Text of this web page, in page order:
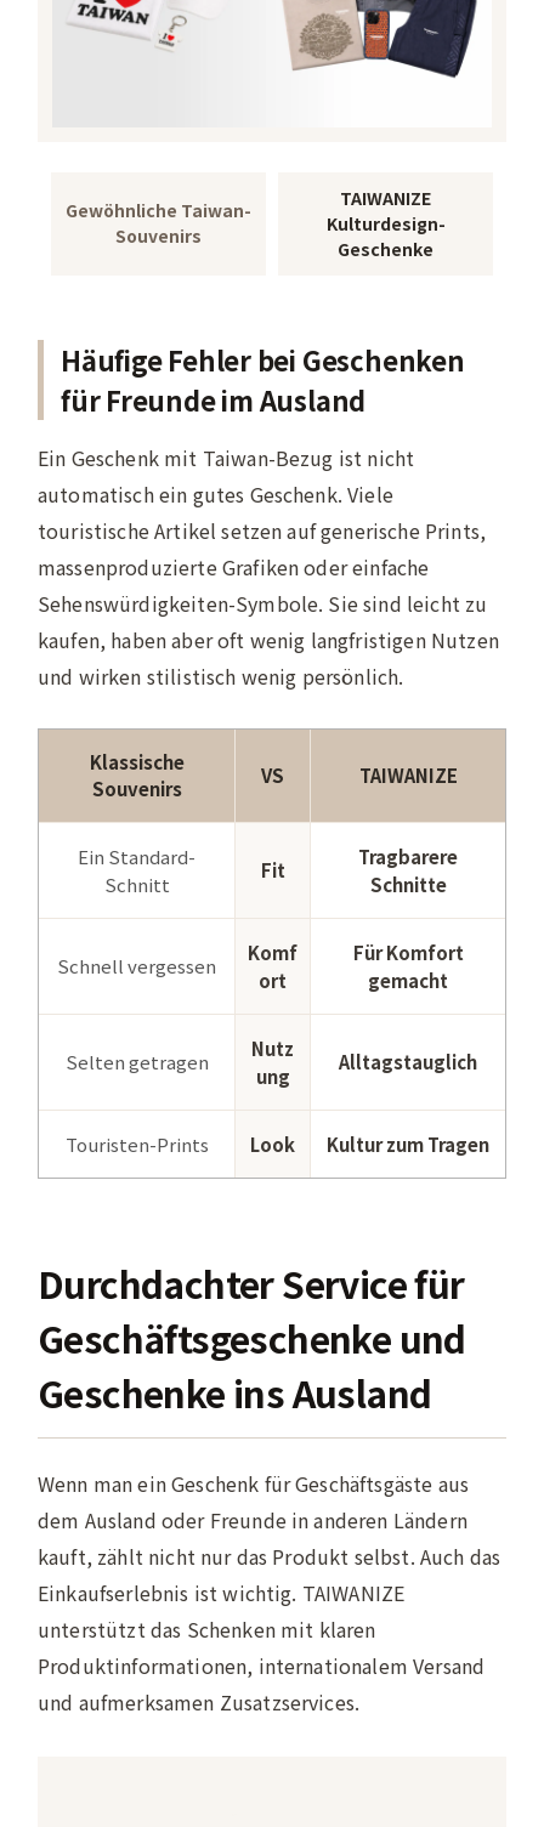
Gewöhnliche Taiwan-
Souvenirs
TAIWANIZE
Kulturdesign-
Geschenke
Häufige Fehler bei Geschenken
für Freunde im Ausland
Ein Geschenk mit Taiwan-Bezug ist nicht
automatisch ein gutes Geschenk. Viele
touristische Artikel setzen auf generische Prints,
massenproduzierte Grafiken oder einfache
Sehenswürdigkeiten-Symbole. Sie sind leicht zu
kaufen, haben aber oft wenig langfristigen Nutzen
und wirken stilistisch wenig persönlich.
Klassische
Souvenirs
VS TAIWANIZE
Ein Standard-
Schnitt
Fit
Tragbarere
Schnitte
Schnell vergessen
Komf
ort
Für Komfort
gemacht
Selten getragen
Nutz
ung
Alltagstauglich
Touristen-Prints Look Kultur zum Tragen
Durchdachter Service für
Geschäftsgeschenke und
Geschenke ins Ausland
Wenn man ein Geschenk für Geschäftsgäste aus
dem Ausland oder Freunde in anderen Ländern
kauft, zählt nicht nur das Produkt selbst. Auch das
Einkaufserlebnis ist wichtig. TAIWANIZE
unterstützt das Schenken mit klaren
Produktinformationen, internationalem Versand
und aufmerksamen Zusatzservices.